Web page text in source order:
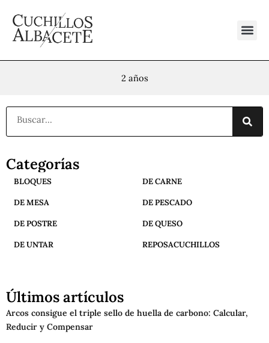
contenido
2 años
Buscar
Categorías
BLOQUES DE CARNE
DE MESA DE PESCADO
DE POSTRE DE QUESO
DE UNTAR REPOSACUCHILLOS
Últimos artículos
Arcos consigue el triple sello de huella de carbono: Calcular,
Reducir y Compensar